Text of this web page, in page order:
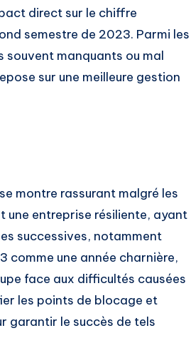
direct sur le chiffre
semestre de 2023. Parmi les
souvent manquants ou mal
sur une meilleure gestion
montre rassurant malgré les
une entreprise résiliente, ayant
successives, notamment
comme une année charnière,
face aux difficultés causées
les points de blocage et
garantir le succès de tels